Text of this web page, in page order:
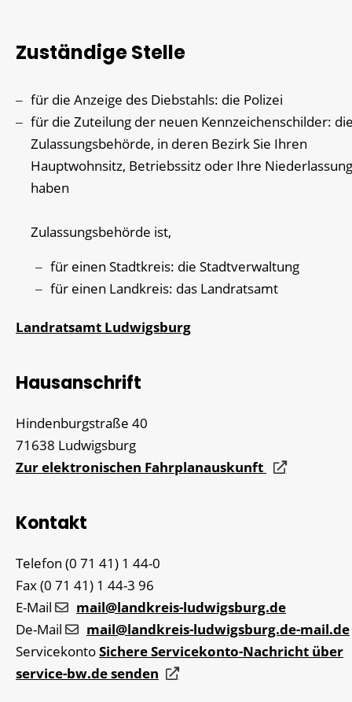
Zuständige Stelle
für die Anzeige des Diebstahls: die Polizei
für die Zuteilung der neuen Kennzeichenschilder:
Zulassungsbehörde, in deren Bezirk Sie Ihren
Hauptwohnsitz, Betriebssitz oder Ihre Niederlassung
haben
Zulassungsbehörde ist,
für einen Stadtkreis: die Stadtverwaltung
für einen Landkreis: das Landratsamt
Landratsamt Ludwigsburg
Hausanschrift
Hindenburgstraße 40
71638 Ludwigsburg
Zur elektronischen Fahrplanauskunft
Kontakt
Telefon (0 71 41) 1 44-0
Fax(0 71 41) 1 44-3 96
E-Mail
mail@landkreis-ludwigsburg.de
De-Mail
mail@landkreis-ludwigsburg.de-mail.de
ServicekontoSichere Servicekonto-Nachricht über
service-bw.de senden